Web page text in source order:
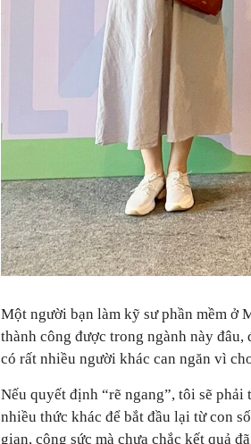
Một người bạn làm kỹ sư phần mềm ở
thành công được trong ngành này
có rất nhiều người khác can ngăn vì
Nếu quyết định “rẽ ngang”, tôi sẽ
nhiều thức khác để bắt đầu lại từ con
gian, công sức mà chưa chắc kết quả